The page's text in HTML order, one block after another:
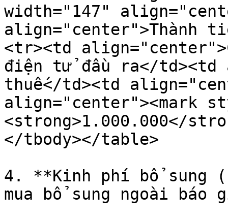
width="147"
align="center">Thành
<tr><td
điện tử đầu ra</td><td
thuế</td><td
align="center"><mark
<strong>1.000.000</
</tbody></table>
4. **Kinh phí bổ sung
mua bổ sung ngoài báo